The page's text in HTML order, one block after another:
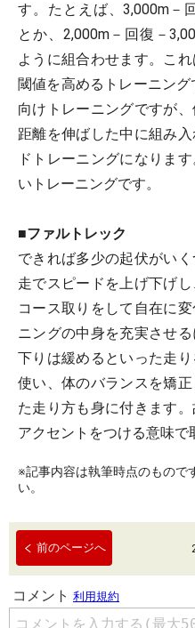
す。たとえば、3,000m－
とか、2,000m－回復－
ように組合わせます。こ
閾値を高めるトレーニン
向けトレーニングですが
距離を伸ばした中に組み
ドトレーニングになりま
いトレーニングです。
■ファルトレック
できれば多少の起伏がい
走でスピードを上げ下げ
コース取りをして自在に
ニングの中身を充実させ
下りは緩めるといった走
使い、体のバランスを矯
た走り方も身に付きます
アクセントをつける意味で
※記事内容は執筆時点のもので
い。
前のページへ